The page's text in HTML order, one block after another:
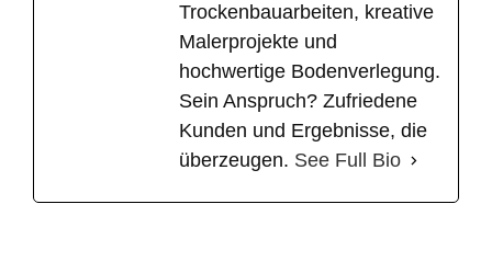
Trockenbauarbeiten, kreative
Malerprojekte und
hochwertige Bodenverlegung.
Sein Anspruch? Zufriedene
Kunden und Ergebnisse, die
überzeugen. See Full Bio